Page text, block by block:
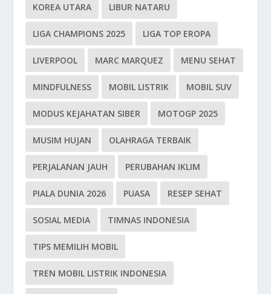
KOREA UTARA LIBUR NATARU
LIGA CHAMPIONS 2025 LIGA TOP EROPA
LIVERPOOL MARC MARQUEZ MENU SEHAT
MINDFULNESS MOBIL LISTRIK MOBIL SUV
MODUS KEJAHATAN SIBER MOTOGP 2025
MUSIM HUJAN OLAHRAGA TERBAIK
PERJALANAN JAUH PERUBAHAN IKLIM
PIALA DUNIA 2026 PUASA RESEP SEHAT
SOSIAL MEDIA TIMNAS INDONESIA
TIPS MEMILIH MOBIL
TREN MOBIL LISTRIK INDONESIA